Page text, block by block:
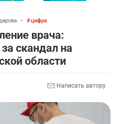
• цифра
врача:
скандал на
области
Написать автору